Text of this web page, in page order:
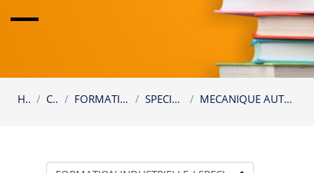
Home Courses FORMATION INDUSTRIELLE SPECIALITE LICENCE MECANIQUE AUTOMOBILE ET ENGIN LICENCE